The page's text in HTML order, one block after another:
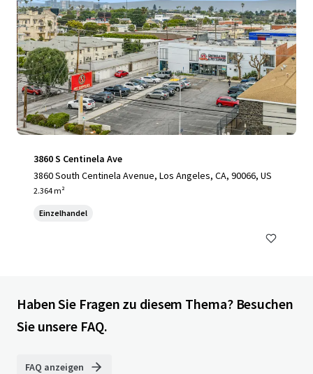
3860 S Centinela Ave
3860 South Centinela Avenue, Los Angeles, CA, 90066, US
2.364 m²
Einzelhandel
Haben Sie Fragen zu diesem Thema? Besuchen
Sie unsere FAQ.
FAQ anzeigen